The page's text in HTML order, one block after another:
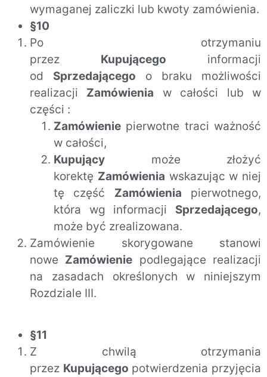
wymaganej zaliczki lub kwoty zamówienia.
§10
Po otrzymaniu
przez Kupującego informacji
od Sprzedającego o braku możliwości
realizacji Zamówienia w całości lub w
części :
Zamówienie pierwotne traci ważność
w całości,
Kupujący może złożyć
korektę Zamówienia wskazując w niej
tę część Zamówienia pierwotnego,
która wg informacji Sprzedającego,
może być zrealizowana.
Zamówienie skorygowane stanowi
nowe Zamówienie podlegające realizacji
na zasadach określonych w niniejszym
Rozdziale III.
§11
Z chwilą otrzymania
przez Kupującego potwierdzenia przyjęcia